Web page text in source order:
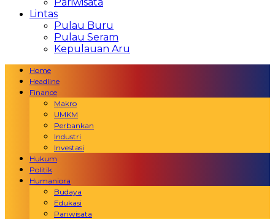
Lintas
Pulau Buru
Pulau Seram
Kepulauan Aru
Home
Headline
Finance
Makro
UMKM
Perbankan
Industri
Investasi
Hukum
Politik
Humaniora
Budaya
Edukasi
Pariwisata